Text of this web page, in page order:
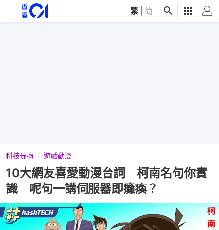
繁 简
科技玩物 遊戲動漫
10大網友喜愛動漫台詞 柯南名句你實
識 呢句一講伺服器即癱瘓？